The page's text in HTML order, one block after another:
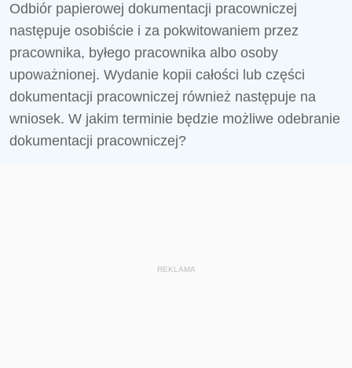
Odbiór papierowej dokumentacji pracowniczej
następuje osobiście i za pokwitowaniem przez
pracownika, byłego pracownika albo osoby
upoważnionej. Wydanie kopii całości lub części
dokumentacji pracowniczej również następuje na
wniosek. W jakim terminie będzie możliwe odebranie
dokumentacji pracowniczej?
REKLAMA